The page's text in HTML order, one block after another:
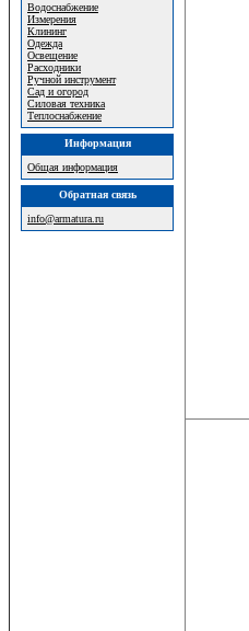
Водоснабжение
Измерения
Клининг
Одежда
Освещение
Расходники
Ручной инструмент
Сад и огород
Силовая техника
Теплоснабжение
Информация
Общая информация
Обратная связь
info@armatura.ru